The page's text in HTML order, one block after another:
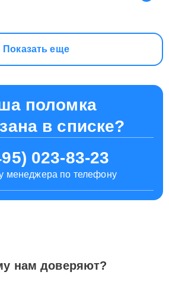
Показать еще
поломка
в списке?
023-83-23
менеджера по телефону
нам доверяют?